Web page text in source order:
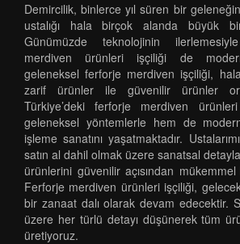
Demircilik, binlerce yıl süren bir
ustalığı hala birçok alanda büyük
Günümüzde teknolojinin
merdiven ürünleri işçiliği de
geleneksel ferforje merdiven işçiliği,
zarif ürünler ile güvenilir ürünler
Türkiye’deki ferforje merdiven
geleneksel yöntemlerle hem de
işleme sanatını yaşatmaktadır.
satın al dahil olmak üzere sanatsal
ürünlerini güvenilir açısından
Ferforje merdiven ürünleri işçiliği,
bir zanaat dalı olarak devam edecektir.
üzere her türlü detayı düşünerek tüm
üretiyoruz.